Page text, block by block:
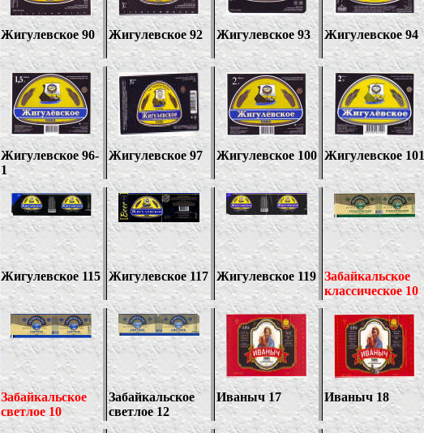
Жигулевское 90 Жигулевское 92 Жигулевское 93 Жигулевское 94
Жигулевское 96-
1
Жигулевское 97 Жигулевское 100 Жигулевское 101
Жигулевское 115 Жигулевское 117 Жигулевское 119 Забайкальское
классическое 10
Забайкальское
светлое 10
Забайкальское
светлое 12
Иваныч 17 Иваныч 18